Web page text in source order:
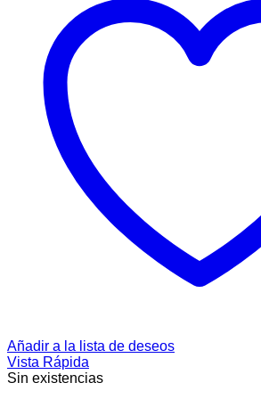
Añadir a la lista de deseos
Vista Rápida
Sin existencias